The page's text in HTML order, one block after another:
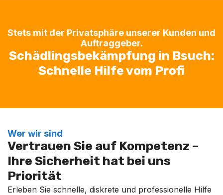
Stets mit der Privatsphäre unserer Kunden und
Auftraggeber.
Schädlingsbekämpfung in Bsuch:
Schnelle Hilfe vom Profi
Wer wir sind
Vertrauen Sie auf Kompetenz –
Ihre Sicherheit hat bei uns
Priorität
Erleben Sie schnelle, diskrete und professionelle Hilfe